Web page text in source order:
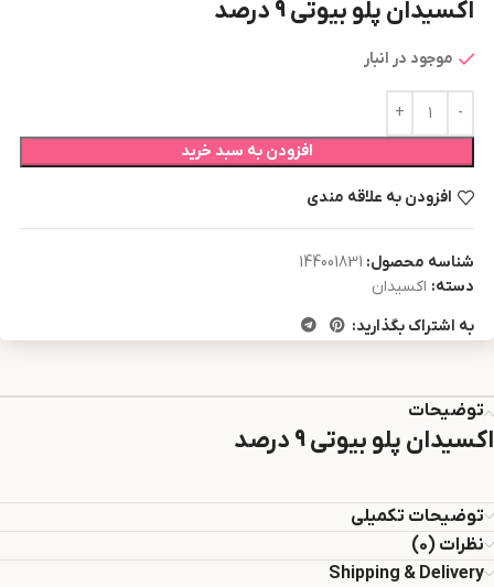
اکسیدان پلو بیوتی 9 درصد
موجود در انبار
افزودن به سبد خرید
افزودن به علاقه مندی
شناسه محصول: 144001831
دسته: اکسیدان
به اشتراک بگذارید:
توضیحات
اکسیدان پلو بیوتی 9 درصد
توضیحات تکمیلی
نظرات (0)
Shipping & Delivery